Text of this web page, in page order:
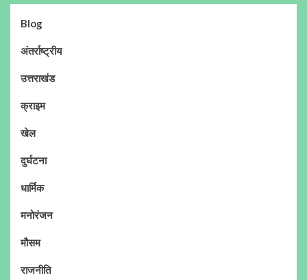
Blog
अंतर्राष्ट्रीय
उत्तराखंड
क्राइम
खेल
दुर्घटना
धार्मिक
मनोरंजन
मौसम
राजनीति